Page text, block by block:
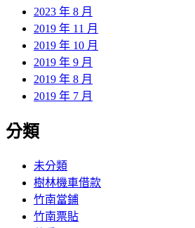
2023 年 8 月
2019 年 11 月
2019 年 10 月
2019 年 9 月
2019 年 8 月
2019 年 7 月
分類
未分類
樹林機車借款
竹南當鋪
竹南票貼